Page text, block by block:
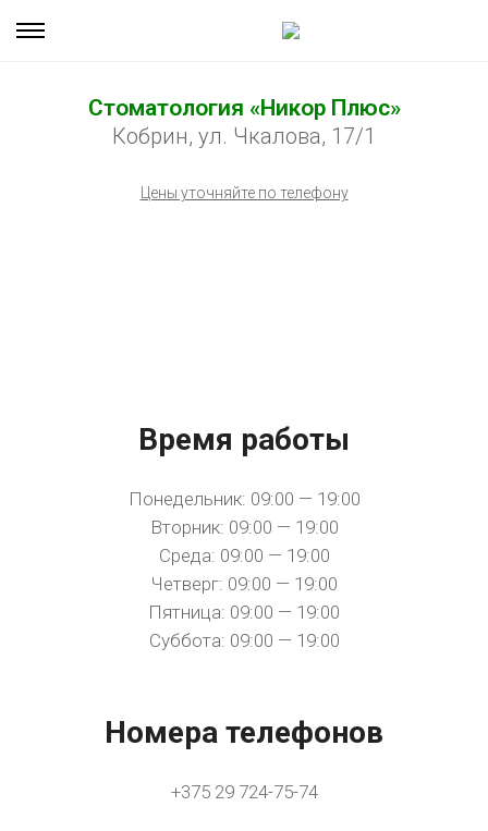
Стоматология «Никор Плюс»
Кобрин, ул. Чкалова, 17/1
Цены уточняйте по телефону
Время работы
Понедельник: 09:00 — 19:00
Вторник: 09:00 — 19:00
Среда: 09:00 — 19:00
Четверг: 09:00 — 19:00
Пятница: 09:00 — 19:00
Суббота: 09:00 — 19:00
Номера телефонов
+375 29 724-75-74